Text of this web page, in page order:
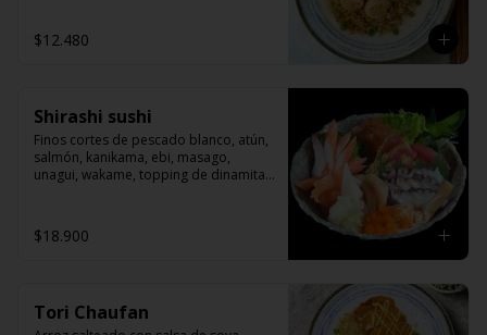
$12.480
Shirashi sushi
Finos cortes de pescado blanco, atún,
salmón, kanikama, ebi, masago,
unagui, wakame, topping de dinamita ,
$18.900
Tori Chaufan